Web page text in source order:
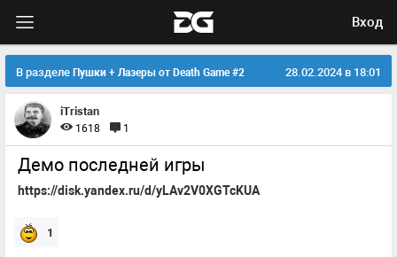
Вход
В разделе Пушки + Лазеры от Death Game #2 28.02.2024 в 18:01
iTristan
1618 1
Демо последней игры
https://disk.yandex.ru/d/yLAv2V0XGTcKUA
1